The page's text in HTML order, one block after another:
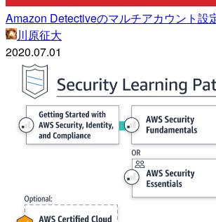
Amazon Detectiveのマルチアカウント設
川原征大
2020.07.01